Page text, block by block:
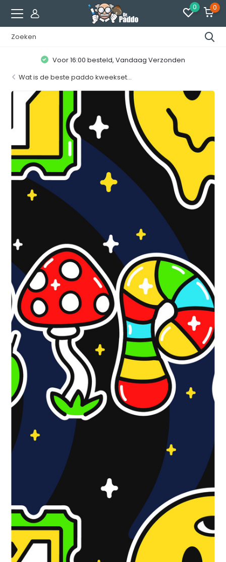
0 0
Klanten geven ons een 8.7 / 10
Wat is de beste paddo kweekset...